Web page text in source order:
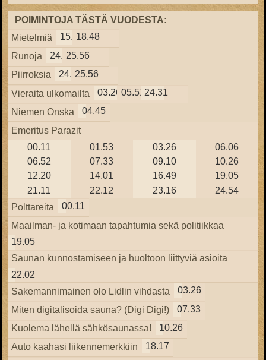
POIMINTOJA TÄSTÄ VUODESTA:
Mietelmiä
15.5718.48
Runoja
24.3825.56
Piirroksia
24.3825.56
Vieraita ulkomailta
03.2605.51 24.31
Niemen Onska
04.45
Emeritus Parazit
00.11
01.53 03.26
06.06
06.52
07.33 09.10
10.26
12.20
14.01 16.49
19.05
21.11
22.12 23.16
24.54
Polttareita
00.11
Maailman- ja kotimaan tapahtumia sekä politiikkaa
19.05
Saunan kunnostamiseen ja huoltoon liittyviä asioita
22.02
Sakemannimainen olo Lidlin vihdasta
03.26
Miten digitalisoida sauna? (Digi Digi!)
07.33
Kuolema lähellä sähkösaunassa!
10.26
Auto kaahasi liikennemerkkiin
18.17